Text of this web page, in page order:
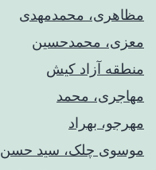
مظاهری، محمدمهدی
معزی، محمدحسین
منطقه آزاد کیش
مهاجری، محمد
مهرجو، بهراد
موسوی چلک، سید حسن